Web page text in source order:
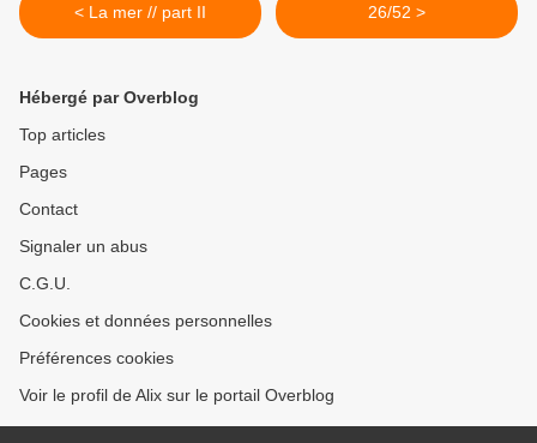
< La mer // part II 26/52 >
Hébergé par Overblog
Top articles
Pages
Contact
Signaler un abus
C.G.U.
Cookies et données personnelles
Préférences cookies
Voir le profil de Alix sur le portail Overblog